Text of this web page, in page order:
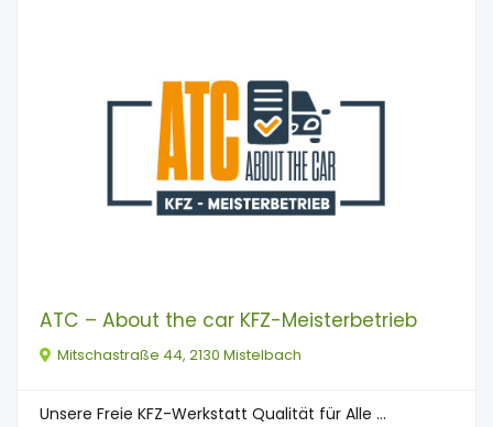
ATC – About the car KFZ-Meisterbetrieb
Mitschastraße 44, 2130 Mistelbach
Unsere Freie KFZ-Werkstatt Qualität für Alle ...